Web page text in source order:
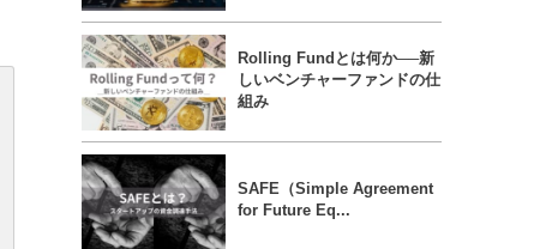
Rolling Fundとは何か──新
しいベンチャーファンドの仕
組み
SAFE（Simple Agreement
for Future Eq...